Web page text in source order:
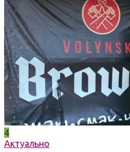
4
Актуально